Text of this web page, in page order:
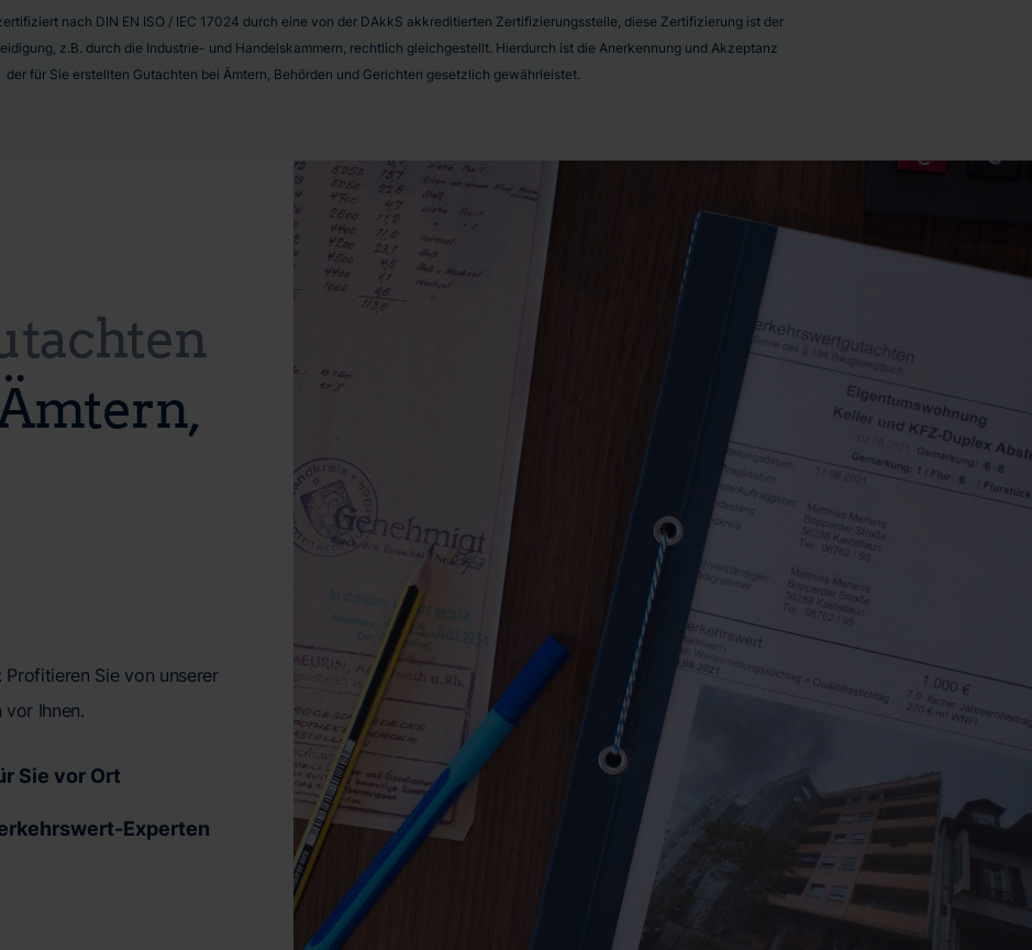
nach DIN EN ISO / IEC 17024 durch eine von der DAkkS akkreditierten Zertifizierungsstelle, diese Zertifizierung ist der
z.B. durch die Industrie- und Handelskammern, rechtlich gleichgestellt. Hierdurch ist die Anerkennung und Akzeptanz
der für Sie erstellten Gutachten bei Ämtern, Behörden und Gerichten gesetzlich gewährleistet.
Sie von unserer
Ihnen.
Sie vor Ort
Experten